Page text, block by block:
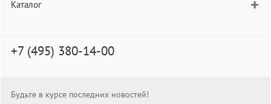
Каталог
+7 (495) 380-14-00
Будьте в курсе последних новостей!